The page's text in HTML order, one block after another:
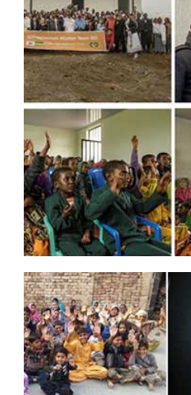
공사기간
: 2015.12. ~
후원자 보기
DREAMSDREAM
프로젝트 제목: 에티오피아 아
학교이름: 에티오피아 아가코 학
프로젝트 규모: 30평규모, 교실
축, 한화 2,000만원
공사기간: 2016.10. ~
후원자 보기